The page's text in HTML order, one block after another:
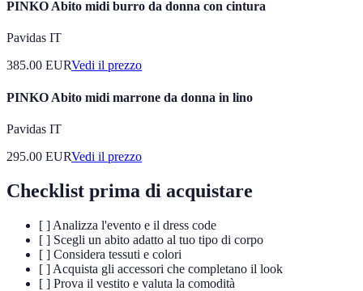
PINKO Abito midi burro da donna con cintura
Pavidas IT
385.00 EURVedi il prezzo
PINKO Abito midi marrone da donna in lino
Pavidas IT
295.00 EURVedi il prezzo
Checklist prima di acquistare
[ ] Analizza l'evento e il dress code
[ ] Scegli un abito adatto al tuo tipo di corpo
[ ] Considera tessuti e colori
[ ] Acquista gli accessori che completano il look
[ ] Prova il vestito e valuta la comodità